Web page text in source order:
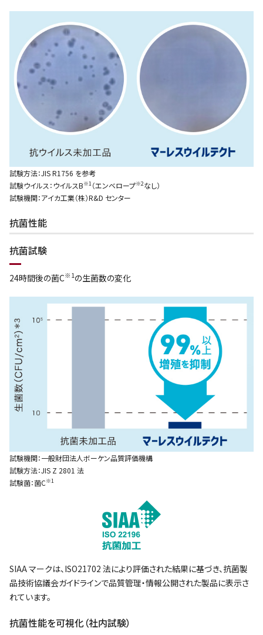
試験方法：JIS R1756 を参考
試験ウイルス：ウイルスB※1（エンベロープ※2なし）
試験機関：アイカ工業（株）R&D センター
抗菌性能
抗菌試験
24時間後の菌C※1の生菌数の変化
試験機関：一般財団法人ボーケン品質評価機構
試験方法：JIS Z 2801 法
試験菌：菌C※1
SIAA マークは、ISO21702 法により評価された結果に基づき、抗菌製
品技術協議会ガイドラインで品質管理・情報公開された製品に表示さ
れています。
抗菌性能を可視化（社内試験）